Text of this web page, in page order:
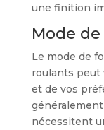
une finition
Mode
Le mode de
roulants peut
et de vos
généralement
nécessitent